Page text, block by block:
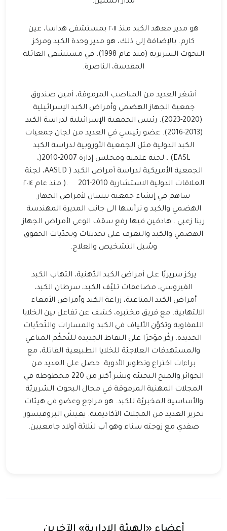
هو مدير معهد الكبد منذ ٢٠١١ بمستشفى هداسا، عين
كارم. بالإضافة إلى ذلك، هو مدير وحدة الكبد ومركز
البحوث السريرية (منذ عام 1998)، في مستشفى العائلة
المقدسة، الناصرة.
أشغر العديد من المناصب المرموقة، أمين صندوق
جمعية الجهاز الهضمي وأمراض الكبد الإسرائيلية
(2020-2023). رئيس الجمعية الإسرائيلية لدراسة الكبد
(2013-2016). عضو رئيسي في العديد من لجان جمعيات
الكبد الدولية مثل الجمعية الأوروبية لدراسة الكبد
EASL) ، لجنة علمية ومجلس إدارة 2007-2010(،
الجمعية الأمريكية لدراسة أمراض الكبد ( AASLD، لجنة
العلاقات الدولية الاستشارية 2010-201 .( منذ عام ٢٠١٤
ساهم في إنشاء جمعية نيسان لأمراض الجهاز
الهضمي والكبد و ترأسها الى جانب المديرة المهندسة
رينا زعبي . هادفين فيها رفع سقف الوعي لأمراض الجهاز
الهضمي والكبد والتعرف على تحديثات وتحدّيات الحقوق
وسُبل التشخيص والعلاج.
يركز سريريًا على أمراض الكبد الدّهنية، التهاب الكبد
الفيروسي، مضاعفات تليّف الكبد، سرطان الكبد،
أمراض الكبد المناعية، زراعة الكبد وأمراض الأمعاء
الالتهابية. مع فريق مختبره، كشف عن تفاعل بين الخلايا
اللمفاوية وتكوّن الألياف في الكبد والمسارات والتّحدّيات
الجديدة. ركّز مؤخرًا على النقاط الجديدة للتّحكّم المناعي
والمستهدفات العلاجيّة للخلايا الطبيعية القاتلة، مع
براءات اختراع وتطوير الأدوية. حصل على العديد من
الجوائز والمنح البحثيّة ونشر أكثر من 220 مخطوطة في
المجلات المهنية المرموقة في مجال البحوث السّريريّة
والأساسية المخبريّة للكبد. هو مراجع وعضو في هيئات
تحرير العديد من المجلات الأكاديمية. يعيش البروفيسور
صفدي مع زوجته سناء وهو أب لثلاثة أولاد جامعيين.